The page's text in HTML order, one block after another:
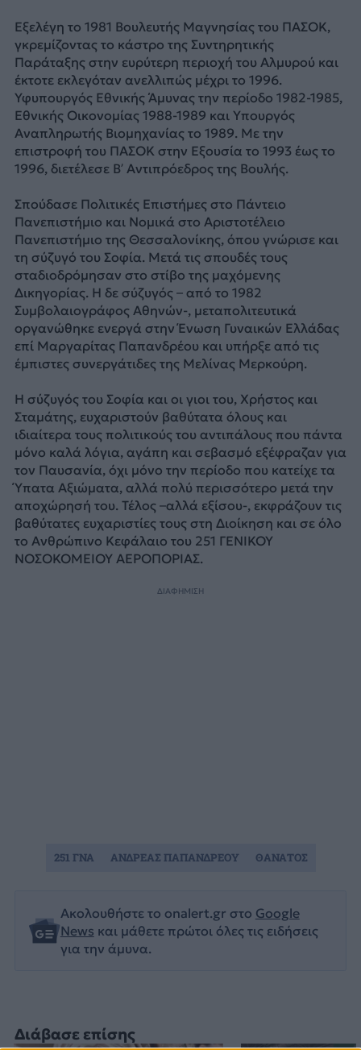
Διάβασε επίσης
Εξελέγη το 1981 Βουλευτής Μαγνησίας του ΠΑΣΟΚ,
γκρεμίζοντας το κάστρο της Συντηρητικής
Παράταξης στην ευρύτερη περιοχή του Αλμυρού και
έκτοτε εκλεγόταν ανελλιπώς μέχρι το 1996.
Υφυπουργός Εθνικής Άμυνας την περίοδο 1982-1985,
Εθνικής Οικονομίας 1988-1989 και Υπουργός
Αναπληρωτής Βιομηχανίας το 1989. Με την
επιστροφή του ΠΑΣΟΚ στην Εξουσία το 1993 έως το
1996, διετέλεσε Β’ Αντιπρόεδρος της Βουλής.
Σπούδασε Πολιτικές Επιστήμες στο Πάντειο
Πανεπιστήμιο και Νομικά στο Αριστοτέλειο
Πανεπιστήμιο της Θεσσαλονίκης, όπου γνώρισε και
τη σύζυγό του Σοφία. Μετά τις σπουδές τους
σταδιοδρόμησαν στο στίβο της μαχόμενης
Δικηγορίας. Η δε σύζυγός – από το 1982
Συμβολαιογράφος Αθηνών-, μεταπολιτευτικά
οργανώθηκε ενεργά στην Ένωση Γυναικών Ελλάδας
επί Μαργαρίτας Παπανδρέου και υπήρξε από τις
έμπιστες συνεργάτιδες της Μελίνας Μερκούρη.
Η σύζυγός του Σοφία και οι γιοι του, Χρήστος και
Σταμάτης, ευχαριστούν βαθύτατα όλους και
ιδιαίτερα τους πολιτικούς του αντιπάλους που πάντα
μόνο καλά λόγια, αγάπη και σεβασμό εξέφραζαν για
τον Παυσανία, όχι μόνο την περίοδο που κατείχε τα
Ύπατα Αξιώματα, αλλά πολύ περισσότερο μετά την
αποχώρησή του. Τέλος –αλλά εξίσου-, εκφράζουν τις
βαθύτατες ευχαριστίες τους στη Διοίκηση και σε όλο
το Ανθρώπινο Κεφάλαιο του 251 ΓΕΝΙΚΟΥ
ΝΟΣΟΚΟΜΕΙΟΥ ΑΕΡΟΠΟΡΙΑΣ.
ΔΙΑΦΗΜΙΣΗ
Ακολουθήστε το onalert.gr στο Google
News και μάθετε πρώτοι όλες τις ειδήσεις
για την άμυνα.
251 ΓΝΑ ΑΝΔΡΕΑΣ ΠΑΠΑΝΔΡΕΟΥ ΘΑΝΑΤΟΣ